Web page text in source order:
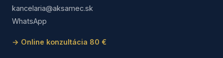
kancelaria@aksamec.sk
WhatsApp
→ Online konzultácia 80 €